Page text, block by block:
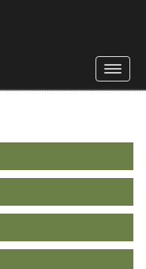
Toggle